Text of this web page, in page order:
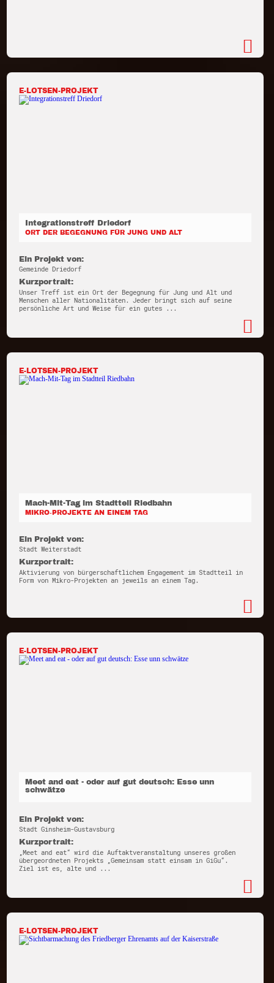
E-LOTSEN-PROJEKT
Integrationstreff Driedorf
ORT DER BEGEGNUNG FÜR JUNG UND ALT
Ein Projekt von:
Gemeinde Driedorf
Kurzportrait:
Unser Treff ist ein Ort der Begegnung für Jung und Alt und
Menschen aller Nationalitäten. Jeder bringt sich auf seine
persönliche Art und Weise für ein gutes ...
E-LOTSEN-PROJEKT
Mach-Mit-Tag im Stadtteil Riedbahn
MIKRO-PROJEKTE AN EINEM TAG
Ein Projekt von:
Stadt Weiterstadt
Kurzportrait:
Aktivierung von bürgerschaftlichem Engagement im Stadtteil in
Form von Mikro-Projekten an jeweils an einem Tag.
E-LOTSEN-PROJEKT
Meet and eat - oder auf gut deutsch: Esse unn
schwätze
Ein Projekt von:
Stadt Ginsheim-Gustavsburg
Kurzportrait:
„Meet and eat“ wird die Auftaktveranstaltung unseres großen
übergeordneten Projekts „Gemeinsam statt einsam in GiGu“.
Ziel ist es, alte und ...
E-LOTSEN-PROJEKT